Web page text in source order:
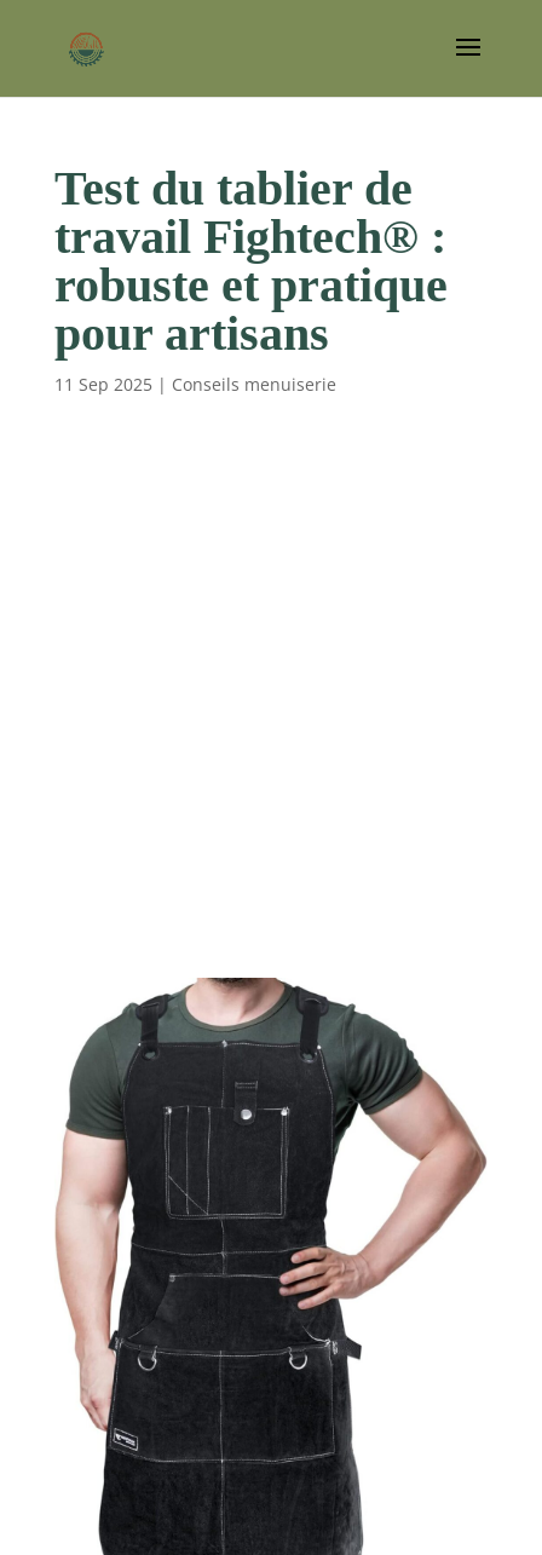
Test du tablier de
travail Fightech® :
robuste et pratique
pour artisans
11 Sep 2025| Conseils menuiserie